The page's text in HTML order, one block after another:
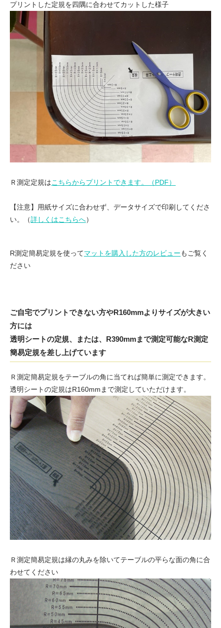
プリントした定規を四隅に合わせてカットした様子
Ｒ測定定規はこちらからプリントできます。（PDF）
【注意】用紙サイズに合わせず、データサイズで印刷してくださ
い。（詳しくはこちらへ）
R測定簡易定規を使ってマットを購入した方のレビューもご覧く
ださい
ご自宅でプリントできない方やR160mmよりサイズが大きい
方には
透明シートの定規、または、R390mmまで測定可能なR測定
簡易定規を差し上げています
Ｒ測定簡易定規をテーブルの角に当てれば簡単に測定できます。
透明シートの定規はR160mmまで測定していただけます。
Ｒ測定簡易定規は縁の丸みを除いてテーブルの平らな面の角に合
わせてください